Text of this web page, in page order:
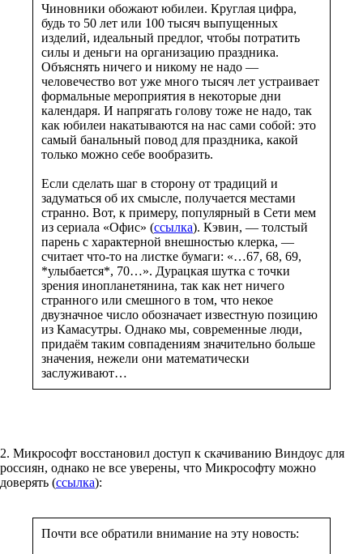
Чиновники обожают юбилеи. Круглая цифра,
будь то 50 лет или 100 тысяч выпущенных
изделий, идеальный предлог, чтобы потратить
силы и деньги на организацию праздника.
Объяснять ничего и никому не надо —
человечество вот уже много тысяч лет устраивает
формальные мероприятия в некоторые дни
календаря. И напрягать голову тоже не надо, так
как юбилеи накатываются на нас сами собой: это
самый банальный повод для праздника, какой
только можно себе вообразить.
Если сделать шаг в сторону от традиций и
задуматься об их смысле, получается местами
странно. Вот, к примеру, популярный в Сети мем
из сериала «Офис» (ссылка). Кэвин, — толстый
парень с характерной внешностью клерка, —
считает что-то на листке бумаги: «…67, 68, 69,
*улыбается*, 70…». Дурацкая шутка с точки
зрения инопланетянина, так как нет ничего
странного или смешного в том, что некое
двузначное число обозначает известную позицию
из Камасутры. Однако мы, современные люди,
придаём таким совпадениям значительно больше
значения, нежели они математически
заслуживают…
2. Микрософт восстановил доступ к скачиванию Виндоус для
россиян, однако не все уверены, что Микрософту можно
доверять (ссылка):
Почти все обратили внимание на эту новость: